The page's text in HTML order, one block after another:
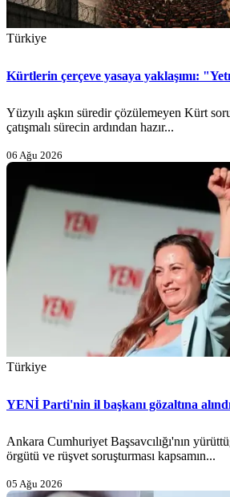
Türkiye
Kürtlerin çerçeve yasaya yaklaşımı:
Yüzyılı aşkın süredir çözülemeyen Kürt
çatışmalı sürecin ardından hazır...
06 Ağu 2026
Türkiye
YENİ Parti'nin il başkanı gözaltına
Ankara Cumhuriyet Başsavcılığı'nın
örgütü ve rüşvet soruşturması kapsamın...
05 Ağu 2026